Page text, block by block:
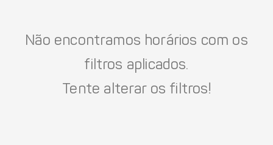
Não encontramos horários com os
filtros aplicados.
Tente alterar os filtros!